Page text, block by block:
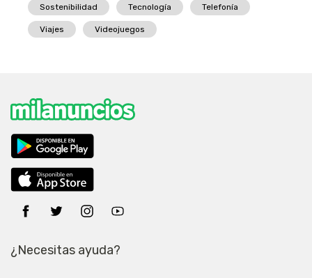
Sostenibilidad Tecnología Telefonía
Viajes Videojuegos
¿Necesitas ayuda?